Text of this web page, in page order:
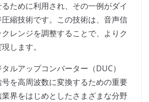
ために利用され、その一例がダイ
縮技術です。この技術は、音声信
レンジを調整することで、よりク
します。
ルアップコンバーター（DUC）
を高周波数に変換するための重要
界をはじめとしたさまざまな分野